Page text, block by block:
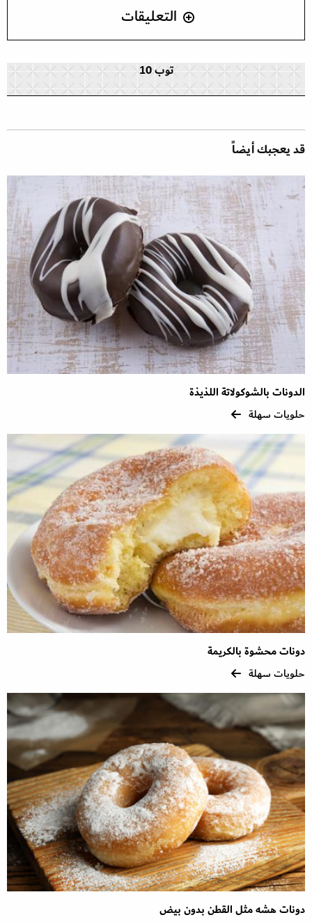
التعليقات
توب 10
قد يعجبك أيضاً
الدونات بالشوكولاتة اللذيذة
حلويات سهلة
دونات محشوة بالكريمة
حلويات سهلة
دونات هشه مثل القطن بدون بيض